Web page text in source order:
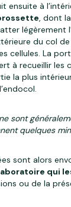
ensuite à
, dont
légèrement
du col de
cellules. La
à recueillir les
la plus
sont
quelques
sont alors
qui
ou de la